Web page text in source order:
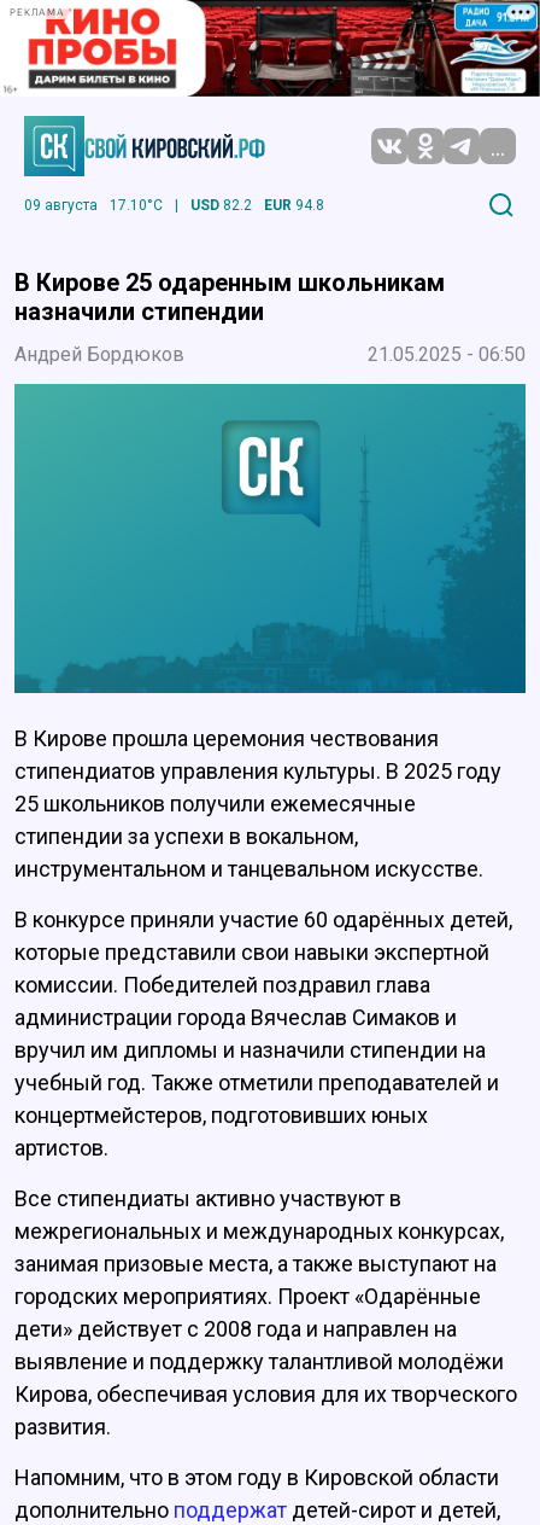
РЕКЛАМА
...
09 августа 17.10°C | USD 82.2 EUR 94.8
В Кирове 25 одаренным школьникам
назначили стипендии
Андрей Бордюков 21.05.2025 - 06:50
В Кирове прошла церемония чествования
стипендиатов управления культуры. В 2025 году
25 школьников получили ежемесячные
стипендии за успехи в вокальном,
инструментальном и танцевальном искусстве.
В конкурсе приняли участие 60 одарённых детей,
которые представили свои навыки экспертной
комиссии. Победителей поздравил глава
администрации города Вячеслав Симаков и
вручил им дипломы и назначили стипендии на
учебный год. Также отметили преподавателей и
концертмейстеров, подготовивших юных
артистов.
Все стипендиаты активно участвуют в
межрегиональных и международных конкурсах,
занимая призовые места, а также выступают на
городских мероприятиях. Проект «Одарённые
дети» действует с 2008 года и направлен на
выявление и поддержку талантливой молодёжи
Кирова, обеспечивая условия для их творческого
развития.
Напомним, что в этом году в Кировской области
дополнительно поддержат детей-сирот и детей,